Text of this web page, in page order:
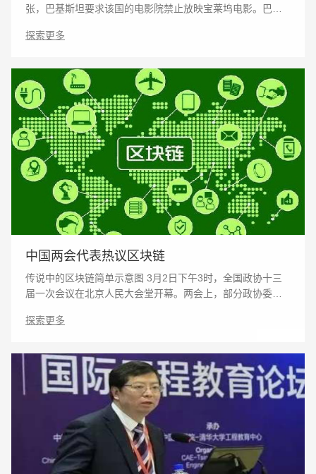
张，巴基斯坦要求该国的电影院禁止放映宝莱坞电影。巴基
影。 报道称，在印巴政治僵局结
探索更多
中国两会代表热议区块链
传说中的区块链简单示意图 3月2日下午3时，全国政协十三
届一次会议在北京人民大会堂开幕。两会上，部分政协委
前，各地方级两会中，区块链也一
探索更多